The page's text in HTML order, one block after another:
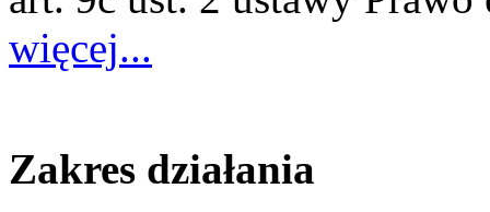
więcej...
Zakres działania